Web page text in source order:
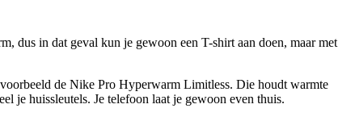
dus in dat geval kun je gewoon een T-shirt aan doen, maar met
de Nike Pro Hyperwarm Limitless. Die houdt warmte
je huissleutels. Je telefoon laat je gewoon even thuis.